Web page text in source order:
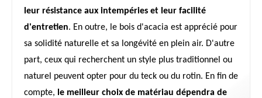
leur résistance aux intempéries et leur facilité
d'entretien. En outre, le bois d'acacia est apprécié pour
sa solidité naturelle et sa longévité en plein air. D'autre
part, ceux qui recherchent un style plus traditionnel ou
naturel peuvent opter pour du teck ou du rotin. En fin de
compte, le meilleur choix de matériau dépendra de